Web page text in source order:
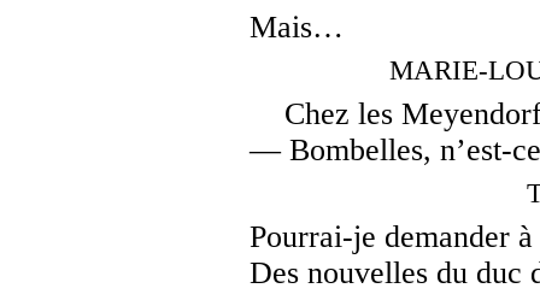
Mais…
MARIE-
Chez les
— Bombelles, n’est-
Pourrai-je demander
Des nouvelles du duc